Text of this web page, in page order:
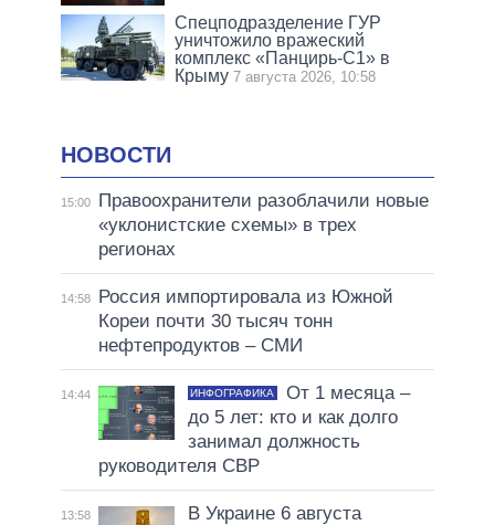
Спецподразделение ГУР
уничтожило вражеский
комплекс «Панцирь-С1» в
Крыму 7 августа 2026, 10:58
НОВОСТИ
15:00
Правоохранители разоблачили новые
«уклонистские схемы» в трех
регионах
14:58
Россия импортировала из Южной
Кореи почти 30 тысяч тонн
нефтепродуктов – СМИ
14:44 ИНФОГРАФИКА
От 1 месяца –
до 5 лет: кто и как долго
занимал должность
руководителя СВР
13:58
В Украине 6 августа